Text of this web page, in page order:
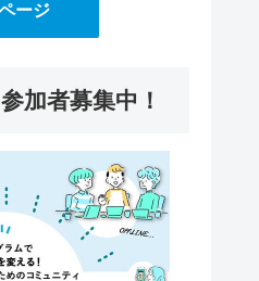
ージ
加者募集中！